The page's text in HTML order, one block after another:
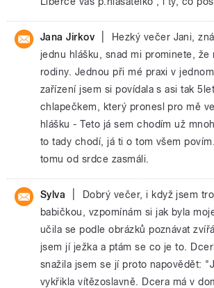
Jana Jirkov
Hezký večer Jani,
jednu hlášku, snad mi prominete, že
rodiny. Jednou při mé praxi v
zařízení jsem si povídala s asi tak
chlapečkem, který pronesl pro mě
hlášku - Teto já sem chodím už
to tady chodí, já ti o tom všem
tomu od srdce zasmáli.
Sylva
Dobrý večer, i když jsem
babičkou, vzpomínám si jak byla
učila se podle obrázků poznávat
jsem jí ježka a ptám se co je to.
snažila jsem se jí proto napovědět:
vykřikla vítězoslavně. Dcera má v